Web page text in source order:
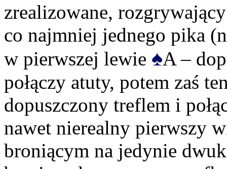
zrealizowane,
co najmniej jednego pika
w pierwszej lewie ♠A –
połączy atuty, potem zaś
dopuszczony treflem i
nawet nierealny pierwszy
broniącym na jedynie